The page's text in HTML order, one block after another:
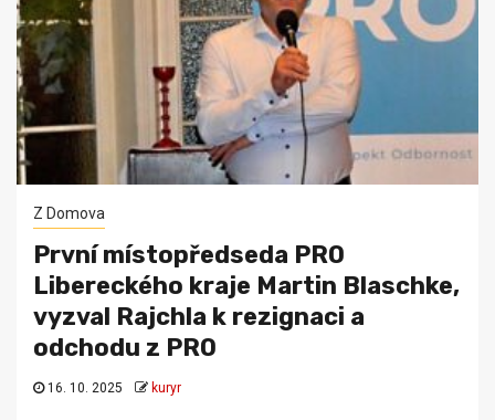
Z Domova
První místopředseda PRO
Libereckého kraje Martin Blaschke,
vyzval Rajchla k rezignaci a
odchodu z PRO
16. 10. 2025 kuryr